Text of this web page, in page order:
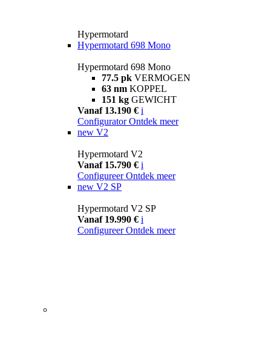
Hypermotard
Hypermotard 698 Mono
Hypermotard 698 Mono
77.5 pk VERMOGEN
63 nm KOPPEL
151 kg GEWICHT
Vanaf 13.190 € i
Configurator Ontdek meer
new V2
Hypermotard V2
Vanaf 15.790 € i
Configureer Ontdek meer
new V2 SP
Hypermotard V2 SP
Vanaf 19.990 € i
Configureer Ontdek meer